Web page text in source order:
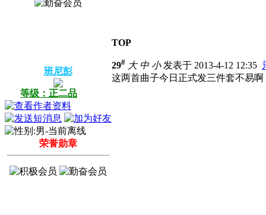
TOP
班尼彭
等级：正二品
荣誉勋章
29# 大 中 小发表于 2013-4-12 12:35
这两首曲子今日正式发三件套不易